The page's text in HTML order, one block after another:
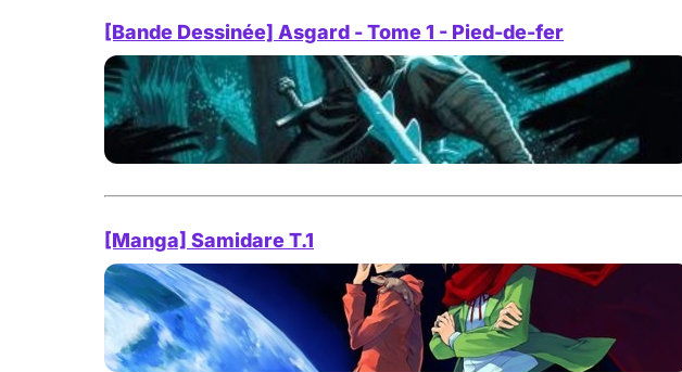
[Bande Dessinée] Asgard - Tome 1 - Pied-de-fer
[Manga] Samidare T.1